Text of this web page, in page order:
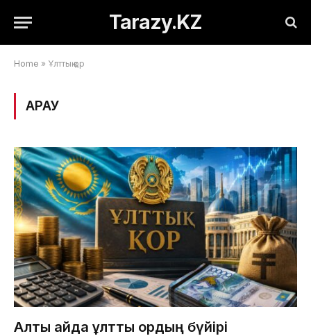
Tarazy.KZ
Home » Ұлттық қор
ҚАРАУ
Алты айда ұлттық қордың бүйірі